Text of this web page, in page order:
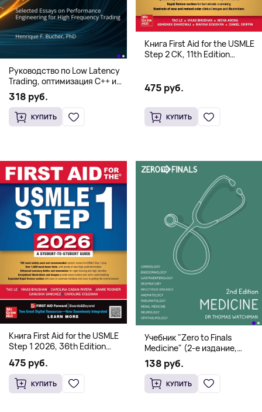
Руководство по Low Latency
Trading, оптимизация C++ и
системная архитектура для
HFT
318 руб.
КУПИТЬ
Книга First Aid for the USMLE
Step 2 CK, 11th Edition
475 руб.
КУПИТЬ
Книга First Aid for the USMLE
Step 1 2026, 36th Edition
(Мягкий переплет,
Английский язык)
475 руб.
КУПИТЬ
Учебник "Zero to Finals
Medicine" (2-е издание,
Мягкая обложка) Dr. Thomas
Watchman
138 руб.
КУПИТЬ